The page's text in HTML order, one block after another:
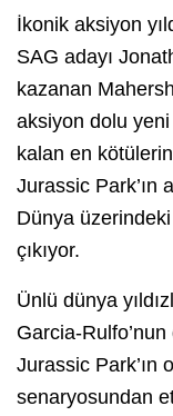
İkonik aksiyon
SAG adayı
kazanan
aksiyon dolu
kalan en
Jurassic Park’ın
Dünya
çıkıyor.
Ünlü dünya
Garcia-
Jurassic Park’ın
senaryosundan